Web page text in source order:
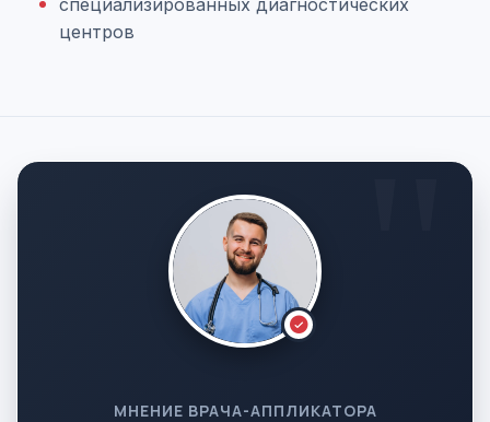
специализированных диагностических
центров
МНЕНИЕ ВРАЧА-АППЛИКАТОРА